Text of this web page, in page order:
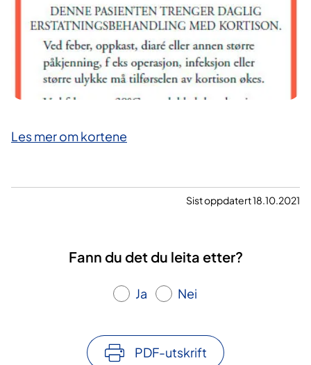
Les mer om kortene
Sist oppdatert 18.10.2021
Fann du det du leita etter?
Ja Nei
PDF-utskrift